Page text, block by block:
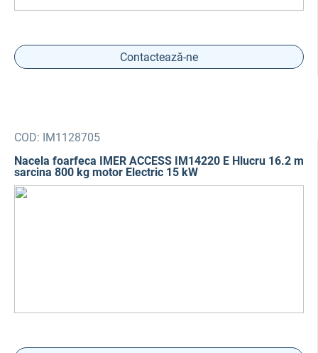
Contactează-ne
COD: IM1128705
Nacela foarfeca IMER ACCESS IM14220 E Hlucru 16.2 m
sarcina 800 kg motor Electric 15 kW